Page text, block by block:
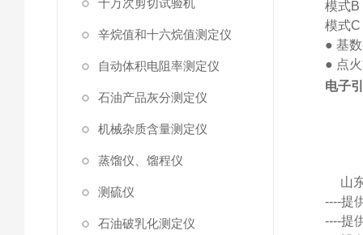
十万次剪切试验机
辛烷值和十六烷值测定仪
自动体积电阻率测定仪
石油产品灰分测定仪
机械杂质含量测定仪
蒸馏仪、馏程仪
测硫仪
石油破乳化测定仪
模式
模式
● 基
● 点
电子
山
----提
----提